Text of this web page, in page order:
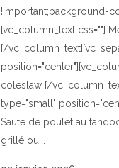
!important;background-
[vc_column_text css=""]
[/
coleslaw [/
type="small"
Sauté de poulet au
grillé ou...